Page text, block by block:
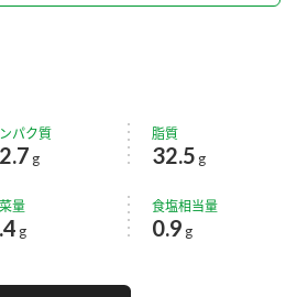
パク質
g
脂質
32.5 g
量
g
食塩相当量
0.9 g